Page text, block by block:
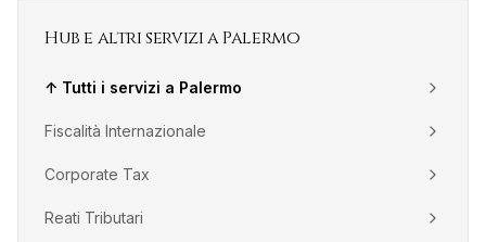
Hub e altri servizi aPalermo
↑ Tutti i servizi a Palermo
Fiscalità Internazionale
Corporate Tax
Reati Tributari